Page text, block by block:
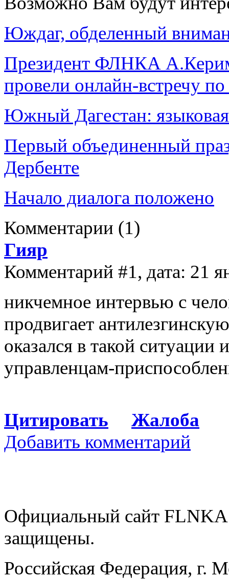
Юждаг, обделенный
Президент ФЛНКА
провели онлайн-встречу
Южный Дагестан:
Первый объединенный
Дербенте
Начало диалога положено
Комментарии (1)
Гияр
Комментарий #1, дата: 21
никчемное интервью с
продвигает
оказался в такой ситуации
управленцам-
Цитировать
Жалоба
Добавить комментарий
Официальный сайт
защищены.
Российская Федерация, г.